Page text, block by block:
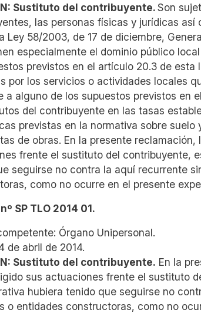
Sustituto del contribuyente.Son
las personas físicas y jurídicas
Ley 58/2003, de 17 de diciembre,
especialmente el dominio público
previstos en el artículo 20.3 de
por los servicios o actividades locales
a alguno de los supuestos previstos en
del contribuyente en las tasas
previstas en la normativa sobre
de obras. En la presente
frente el sustituto del contribuyente,
seguirse no contra la aquí recurrente
como no ocurre en el presente
SP TLO 2014 01.
Órgano Unipersonal.
de abril de 2014.
Sustituto del contribuyente. En la
sus actuaciones frente el sustituto
hubiera tenido que seguirse no
o entidades constructoras, como no